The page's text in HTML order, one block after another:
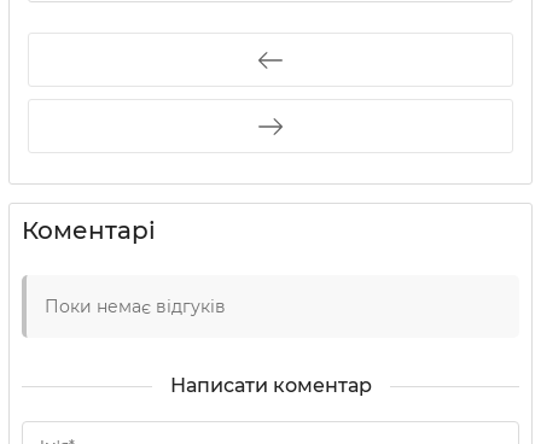
Коментарі
Поки немає відгуків
Написати коментар